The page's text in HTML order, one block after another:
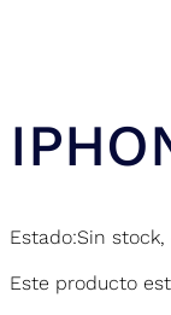
Estado:Sin stock,
Este producto